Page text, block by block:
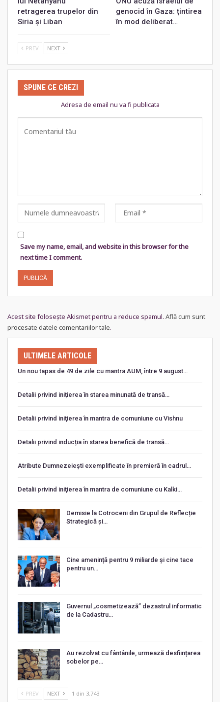
retragerea trupelor din
Siria și Liban
genocid în Gaza: țintirea
în mod deliberat…
PREV NEXT
SPUNE CE CREZI
Adresa de email nu va fi publicata
Save my name, email, and website in this browser for the
next time I comment.
Acest site folosește Akismet pentru a reduce spamul. Află cum sunt
procesate datele comentariilor tale.
ULTIMELE ARTICOLE
Un nou tapas de 49 de zile cu mantra AUM, între 9 august…
Detalii privind inițierea în starea minunată de transă…
Detalii privind iniţierea în mantra de comuniune cu Vishnu
Detalii privind inducția în starea benefică de transă…
Atribute Dumnezeiești exemplificate în premieră în cadrul…
Detalii privind iniţierea în mantra de comuniune cu Kalki…
Demisie la Cotroceni din Grupul de Reflecție
Strategică și…
Cine amenință pentru 9 miliarde și cine tace
pentru un…
Guvernul „cosmetizează” dezastrul informatic
de la Cadastru…
Au rezolvat cu fântânile, urmează desființarea
sobelor pe…
PREV NEXT 1 din 3.743